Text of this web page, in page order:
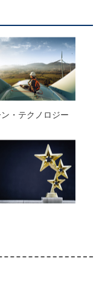
・テクノロジー